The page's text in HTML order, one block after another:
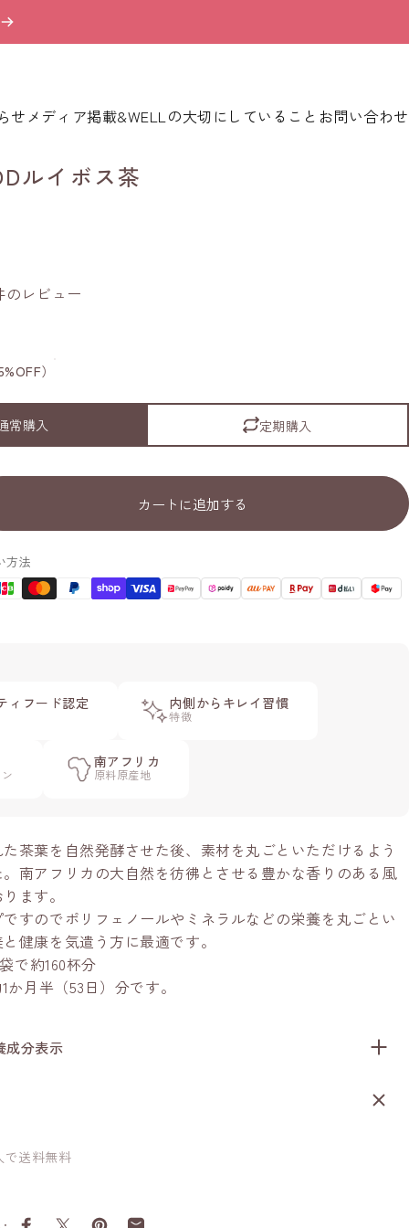
せメディア掲載&WELLの大切にしていること お問い合わせ
ルイボス茶
のレビュー
）
常購入 定期購入
カートに追加する
方法
ィフード認定 内側からキレイ習慣
特徴
南アフリカ
原料原産地
茶葉を自然発酵させた後、素材を丸ごといただけるよう
南アフリカの大自然を彷彿とさせる豊かな香りのある風
ります。
すのでポリフェノールやミネラルなどの栄養を丸ごとい
健康を気遣う方に最適です。
で約160杯分
か月半（53日）分です。
成分表示
で送料無料